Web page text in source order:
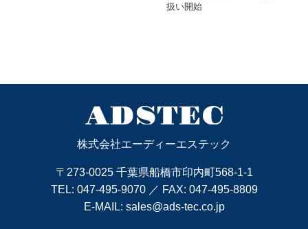
扱い開始
株式会社エーディーエステック
〒273-0025 千葉県船橋市印内町568-1-1
TEL: 047-495-9070／ FAX: 047-495-8809
E-MAIL: sales@ads-tec.co.jp